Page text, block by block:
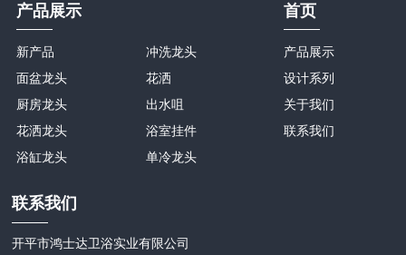
产品展示
新产品
面盆龙头
厨房龙头
花洒龙头
浴缸龙头
冲洗龙头
花洒
出水咀
浴室挂件
单冷龙头
首页
产品展示
设计系列
关于我们
联系我们
联系我们
开平市鸿士达卫浴实业有限公司